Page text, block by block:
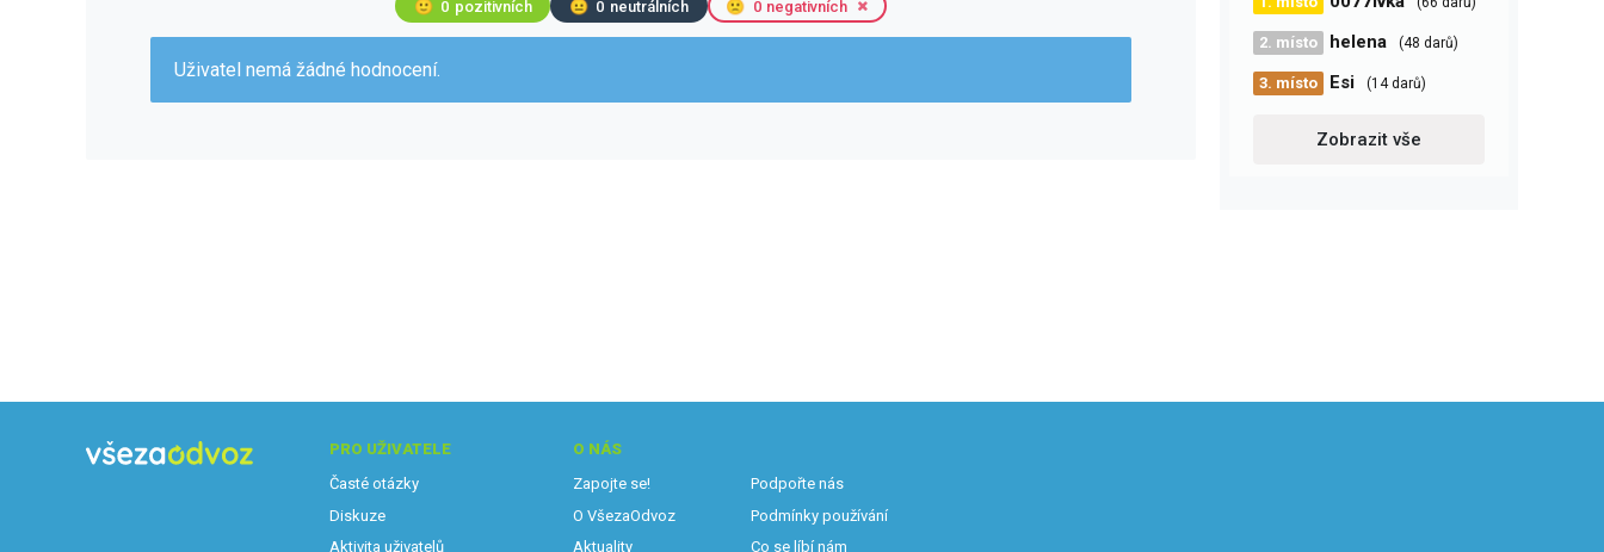
2. místo helena (48 darů)
3. místo Esi (14 darů)
Zobrazit vše
🙂 0 pozitivních 😐 0 neutrálních 🙁 0 negativních
Uživatel nemá žádné hodnocení.
PRO UŽIVATELE
Časté otázky
Diskuze
Aktivita uživatelů
O NÁS
Zapojte se!
O VšezaOdvoz
Aktuality
Podpořte nás
Podmínky používání
Co se líbí nám